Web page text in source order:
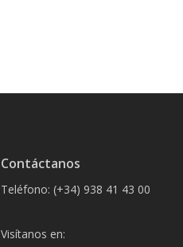
Contáctanos
Teléfono: (+34) 938 41 43 00
Visítanos en: